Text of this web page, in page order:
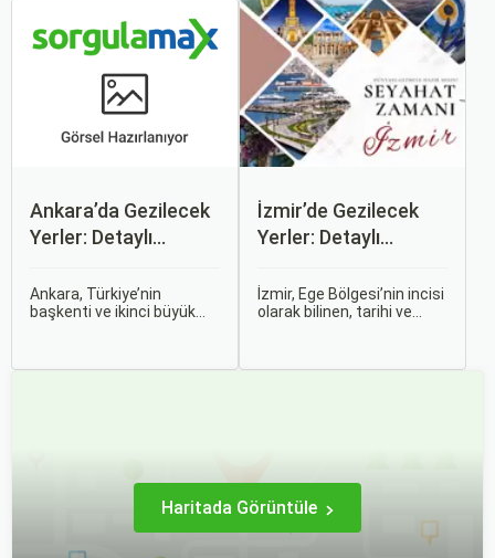
uygun fiyatlarla nasıl
alabilirsiniz? Aslında doğru
yöntemlerle uçak bileti
almanın birçok püf noktası
tasarruf etmenin en etkili
yollarından biridir.
Ankara’da Gezilecek
Yerler: Detaylı
Ankara, Türkiye’nin
başkenti ve ikinci büyük
imkanları sunmaktadır.
İzmir’de Gezilecek
Yerler: Detaylı
İzmir, Ege Bölgesi’nin incisi
olarak bilinen, tarihi ve
deneyimler sunmaktadır.
Haritada Görüntüle